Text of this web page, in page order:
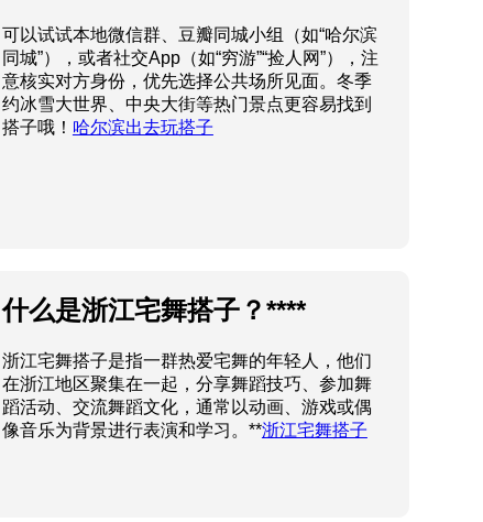
可以试试本地微信群、豆瓣同城小组（如“哈尔滨
同城”），或者社交App（如“穷游”“捡人网”），注
意核实对方身份，优先选择公共场所见面。冬季
约冰雪大世界、中央大街等热门景点更容易找到
搭子哦！ 哈尔滨出去玩搭子
什么是浙江宅舞搭子？****
浙江宅舞搭子是指一群热爱宅舞的年轻人，他们
在浙江地区聚集在一起，分享舞蹈技巧、参加舞
蹈活动、交流舞蹈文化，通常以动画、游戏或偶
像音乐为背景进行表演和学习。**浙江宅舞搭子